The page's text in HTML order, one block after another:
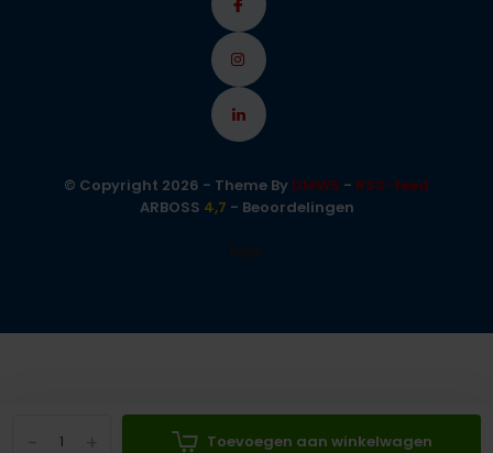
Toevoegen aan winkelwagen
© Copyright 2026 - Theme By DMWS - RSS-feed
ARBOSS 4,7 - Beoordelingen